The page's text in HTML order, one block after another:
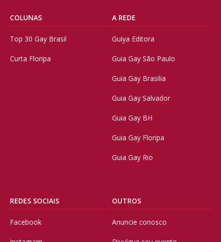
COLUNAS
Top 30 Gay Brasil
Curta Floripa
A REDE
Guiya Editora
Guia Gay São Paulo
Guia Gay Brasilia
Guia Gay Salvador
Guia Gay BH
Guia Gay Floripa
Guia Gay Rio
REDES SOCIAIS
Facebook
OUTROS
Anuncie conosco